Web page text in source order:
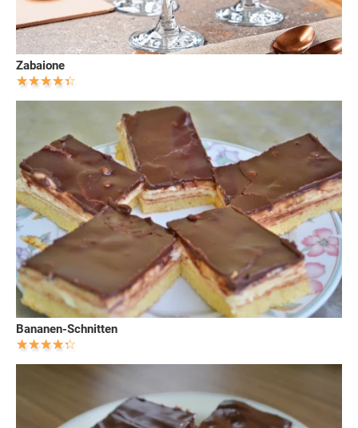
Zabaione
Bananen-Schnitten